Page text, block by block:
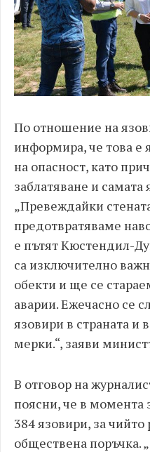
По отношение на
информира, че това е
на опасност, като
заблатяване и самата
„Превеждайки
предотвратяваме
е пътят Кюстендил-
са изключително
обекти и ще се
аварии. Ежечасно се
язовири в страната
мерки.“, заяви
В отговор на
поясни, че в момента
384 язовири, за
обществена поръчка.